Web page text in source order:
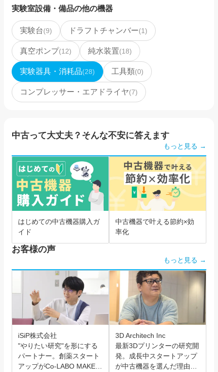
実験室設備・備品の他の機器
実験台(9) ドラフトチャンバー(1)
真空ポンプ(12) 純水装置(18)
実験器具・消耗品(28) 工具類(0)
コンプレッサー・エアドライヤ(7)
中古って大丈夫？そんな不安に答えます
もっと見る →
はじめての中古機器購入ガ
イド
中古機器で叶える節約×効
率化
お客様の声
もっと見る →
iSiP株式会社
"やりたい研究"を形にする
パートナー。創薬スタート
アップがCo-LABO MAKER
3D Architech Inc
最新3Dプリンターの研究開
発。成長中スタートアップ
が中古機器を選んだ理由と